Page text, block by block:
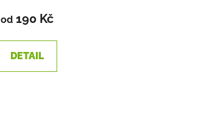
od190 Kč
DETAIL